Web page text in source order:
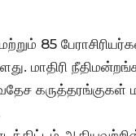
85
மாதிரி
கருத்தரங்குகள்